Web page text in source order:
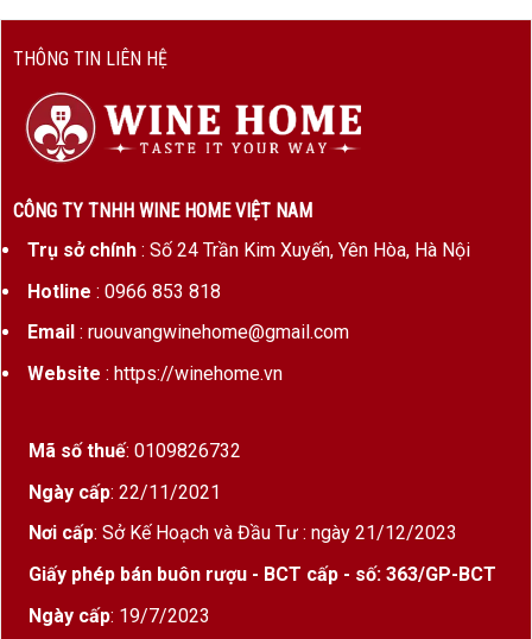
vani cho Ballantine’s Finest. Mùi hương thơm của
gia vị và gỗ sồi phảng phất hòa quyện với mùi
khói sảng khoái. Dự vị thanh thoát hương chanh-
mật ong, theo sau cùng là một chút ấm nóng trong
Các loại rượu Whisky Blended Scotch
Các loại rượu Whisky Single Malt
Các loại rượu Cognac
THÔNG TIN LIÊN HỆ
CÔNG TY TNHH WINE HOME VIỆT NAM
Trụ sở chính: Số 24 Trần Kim Xuyến, Yên Hòa, Hà Nội
Hotline : 0966 853 818
Email: ruouvangwinehome@gmail.com
Website : https://winehome.vn
Mã số thuế: 0109826732
Ngày cấp: 22/11/2021
Nơi cấp: Sở Kế Hoạch và Đầu Tư : ngày 21/12/2023
Giấy phép bán buôn rượu - BCT cấp - số: 363/GP-BCT
Ngày cấp: 19/7/2023